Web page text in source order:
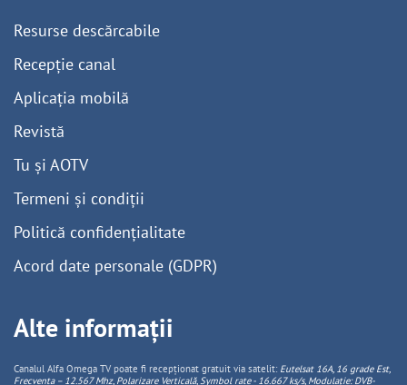
Resurse descărcabile
Recepție canal
Aplicația mobilă
Revistă
Tu și AOTV
Termeni și condiții
Politică confidențialitate
Acord date personale (GDPR)
Alte informații
Canalul Alfa Omega TV poate fi recepționat gratuit via satelit: Eutelsat 16A, 16 grade Est,
Frecventa – 12.567 Mhz, PolarizareVerticală, Symbol rate - 16.667 ks/s, Modulație: DVB-